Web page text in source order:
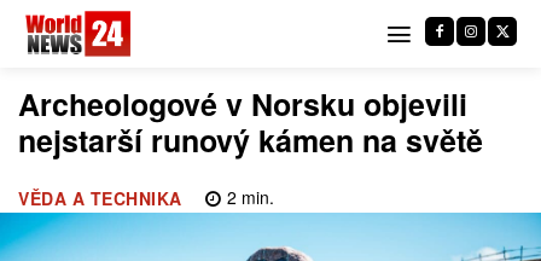
Archeologové v Norsku objevili
nejstarší runový kámen na světě
VĚDA A TECHNIKA 2 min.